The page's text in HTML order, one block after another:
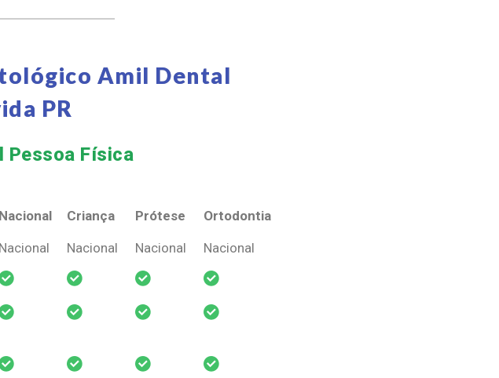
Amil Dental
PR
Pessoa Física​
Nacional Criança Prótese
Ortodontia
Nacional Criança Prótese Ortodontia
Nacional Nacional Nacional Nacional